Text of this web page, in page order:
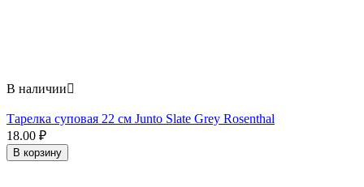
В наличии
Тарелка суповая 22 см Junto Slate Grey Rosenthal
18.00 ₽
В корзину